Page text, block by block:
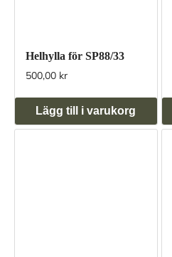
Helhylla för SP88/33
500,00 kr
Lägg till i varukorg